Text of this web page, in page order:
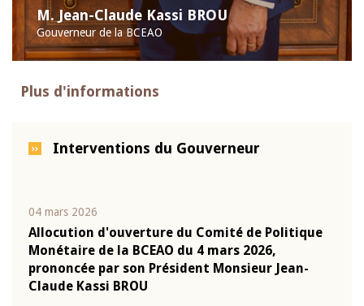
M. Jean-Claude Kassi BROU
Gouverneur de la BCEAO
Plus d'informations
Interventions du Gouverneur
04 mars 2026
Allocution d'ouverture du Comité de Politique
Monétaire de la BCEAO du 4 mars 2026,
prononcée par son Président Monsieur Jean-
Claude Kassi BROU